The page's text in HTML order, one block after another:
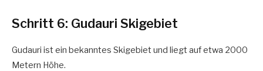
Schritt 6: Gudauri Skigebiet
Gudauri ist ein bekanntes Skigebiet und liegt auf etwa 2000
Metern Höhe.